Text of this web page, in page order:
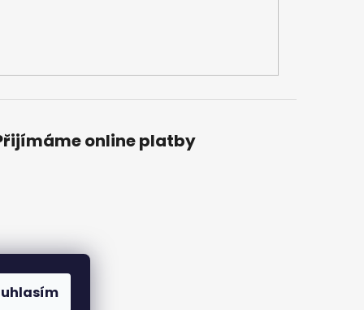
online platby